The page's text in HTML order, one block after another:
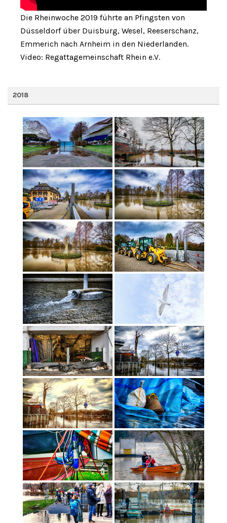
Die Rheinwoche 2019 führte an Pfingsten von
Düsseldorf über Duisburg, Wesel, Reeserschanz,
Emmerich nach Arnheim in den Niederlanden.
Video: Regattagemeinschaft Rhein e.V.
2018